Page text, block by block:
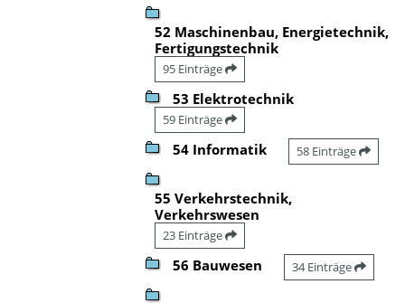
52 Maschinenbau, Energietechnik,
Fertigungstechnik
95 Einträge
53 Elektrotechnik
59 Einträge
54 Informatik 58 Einträge
55 Verkehrstechnik,
Verkehrswesen
23 Einträge
56 Bauwesen 34 Einträge